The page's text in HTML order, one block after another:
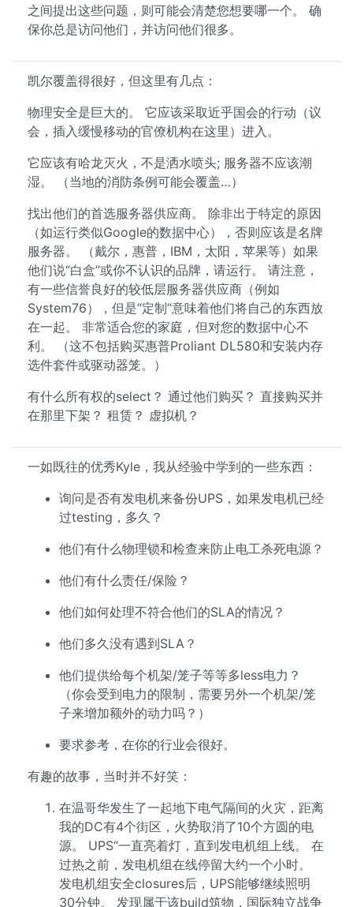
之间提出这些问题，则可能会清楚您想要哪一个。 确
保你总是访问他们，并访问他们很多。
凯尔覆盖得很好，但这里有几点：
物理安全是巨大的。 它应该采取近乎国会的行动（议
会，插入缓慢移动的官僚机构在这里）进入。
它应该有哈龙灭火，不是洒水喷头; 服务器不应该潮
湿。 （当地的消防条例可能会覆盖…）
找出他们的首选服务器供应商。 除非出于特定的原因
（如运行类似Google的数据中心），否则应该是名牌
服务器。 （戴尔，惠普，IBM，太阳，苹果等）如果
他们说“白盒”或你不认识的品牌，请运行。 请注意，
有一些信誉良好的较低层服务器供应商（例如
System76），但是“定制”意味着他们将自己的东西放
在一起。 非常适合您的家庭，但对您的数据中心不
利。 （这不包括购买惠普Proliant DL580和安装内存
选件套件或驱动器笼。）
有什么所有权的select？ 通过他们购买？ 直接购买并
在那里下架？ 租赁？ 虚拟机？
一如既往的优秀Kyle，我从经验中学到的一些东西：
询问是否有发电机来备份UPS，如果发电机已经
过testing，多久？
他们有什么物理锁和检查来防止电工杀死电源？
他们有什么责任/保险？
他们如何处理不符合他们的SLA的情况？
他们多久没有遇到SLA？
他们提供给每个机架/笼子等等多less电力？
（你会受到电力的限制，需要另外一个机架/笼
子来增加额外的动力吗？）
要求参考，在你的行业会很好。
有趣的故事，当时并不好笑：
在温哥华发生了一起地下电气隔间的火灾，距离
我的DC有4个街区，火势取消了10个方圆的电
源。 UPS“一直亮着灯，直到发电机组上线。 在
过热之前，发电机组在线停留大约一个小时。
发电机组安全closures后，UPS能够继续照明
30分钟。 发现属于该build筑物，国际独立战争